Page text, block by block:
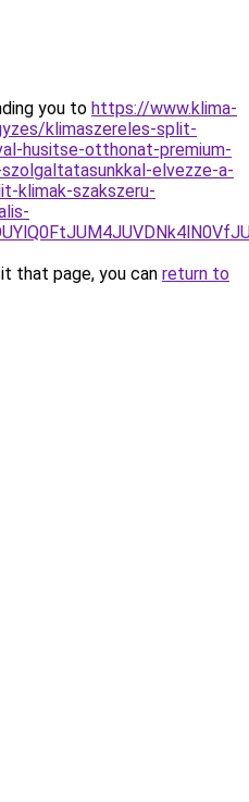
you to https://www.klima-
klimaszereles-split-
husitse-otthonat-premium-
elvezze-a-
klimak-szakszeru-
that page, you can return to